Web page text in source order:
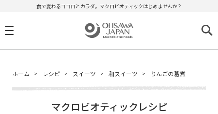
食で変わるココロとカラダ。マクロビオティックはじめませんか？
ホーム レシピ スイーツ 和スイーツ りんごの葛煮
マクロビオティックレシピ